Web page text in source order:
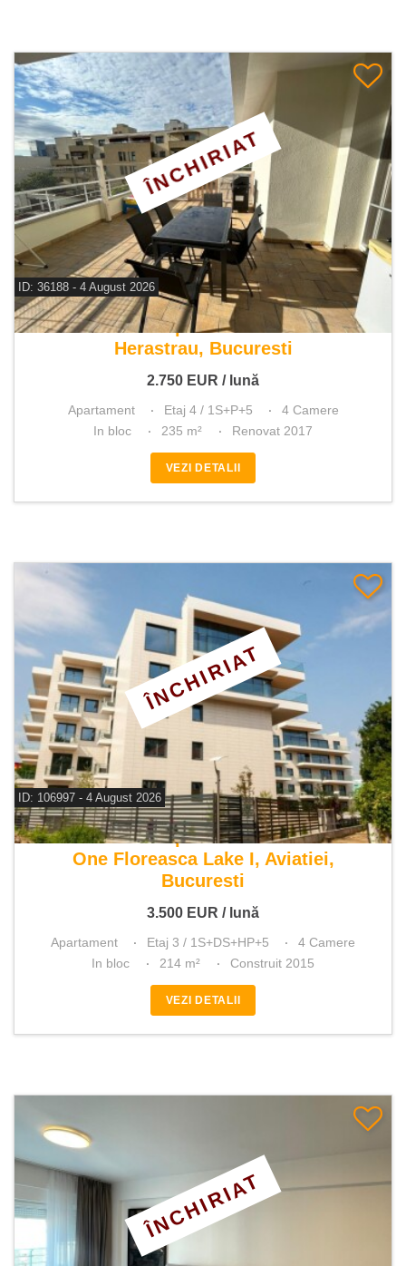
ID: 36188 - 4 August 2026
De inchiriat apartament 4 camere
Herastrau, Bucuresti
2.750 EUR / lună
ÎNCHIRIAT
Apartament Etaj 4 / 1S+P+5
4 Camere
In bloc
235 m² Renovat 2017
VEZI DETALII
ID: 106997 - 4 August 2026
De inchiriat apartament 4 camere
One Floreasca Lake I, Aviatiei,
Bucuresti
3.500 EUR / lună
ÎNCHIRIAT
Apartament Etaj 3 / 1S+DS+HP+5
4 Camere
In bloc
214 m² Construit 2015
VEZI DETALII
ÎNCHIRIAT